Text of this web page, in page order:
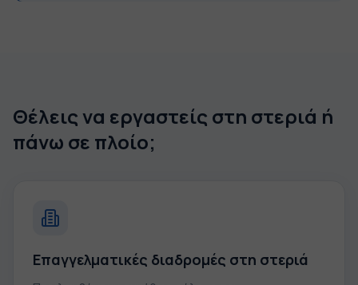
Θέλεις να εργαστείς στη στεριά ή
πάνω σε πλοίο;
Επαγγελματικές διαδρομές στη στεριά